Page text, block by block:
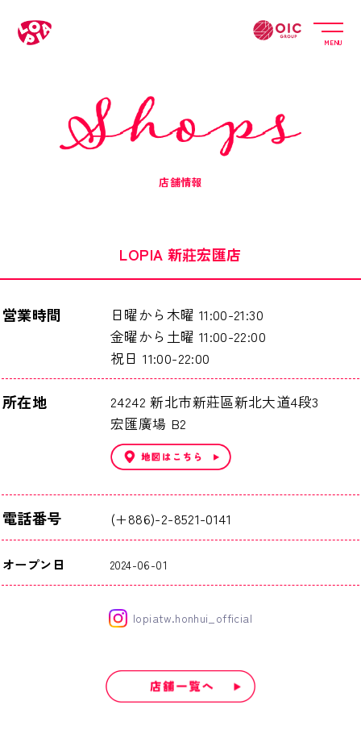
MENU
店舗情報
LOPIA 新莊宏匯店
営業時間
日曜から木曜 11:00-21:30
金曜から土曜 11:00-22:00
祝日 11:00-22:00
所在地
24242 新北市新莊區新北大道4段3
宏匯廣場 B2
電話番号 (+886)-2-8521-0141
オープン日 2024-06-01
lopiatw.honhui_official